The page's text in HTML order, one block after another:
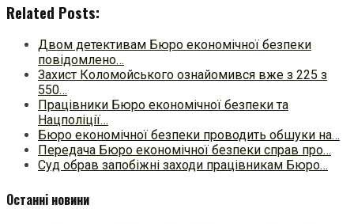
Related Posts:
Двом детективам Бюро економічної безпеки
повідомлено…
Захист Коломойського ознайомився вже з 225 з
550…
Працівники Бюро економічної безпеки та
Нацполіції…
Бюро економічної безпеки проводить обшуки на…
Передача Бюро економічної безпеки справ про…
Суд обрав запобіжні заходи працівникам Бюро…
Останні новини